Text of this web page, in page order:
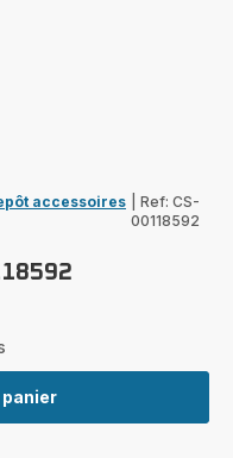
accessoires
Ref: CS-
00118592